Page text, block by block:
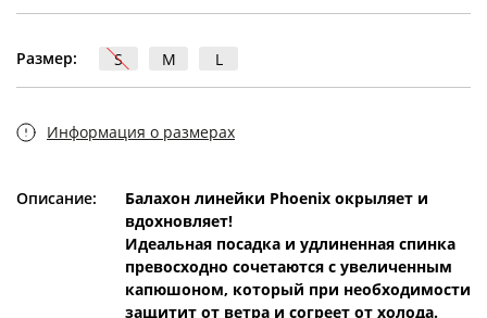
Размер: S M L
Информация о размерах
Описание:
Балахон линейки Phoenix окрыляет и
вдохновляет!
Идеальная посадка и удлиненная спинка
превосходно сочетаются с увеличенным
капюшоном, который при необходимости
защитит от ветра и согреет от холода.